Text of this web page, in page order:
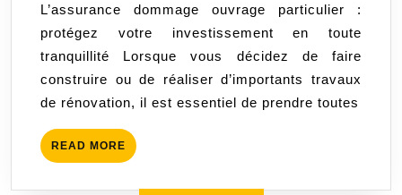
:
Protégez
votre
Investissement
en
L’assurance dommage ouvrage particulier :
protégez votre investissement en toute
tranquillité Lorsque vous décidez de faire
construire ou de réaliser d’importants travaux
de rénovation, il est essentiel de prendre toutes
READ MORE READ
MORE